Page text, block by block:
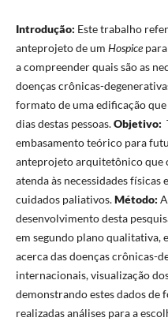
Introdução: Este trabalho
anteprojeto de um Hospicepara
a compreender quais são as
doenças crônicas-
formato de uma edificação
dias destas pessoas.Objetivo:
embasamento teórico para
anteprojeto arquitetônico que
atenda às necessidades físicas
cuidados paliativos.Método:
desenvolvimento desta
em segundo plano qualitativa,
acerca das doenças crônicas-
internacionais, visualização
demonstrando estes dados de
realizadas análises para a